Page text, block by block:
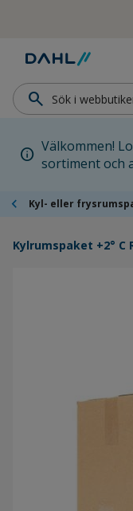
Hoppa till
search
info Välkommen!
sortiment och
chevron_left Kyl- eller
Kylrumspaket +2° C